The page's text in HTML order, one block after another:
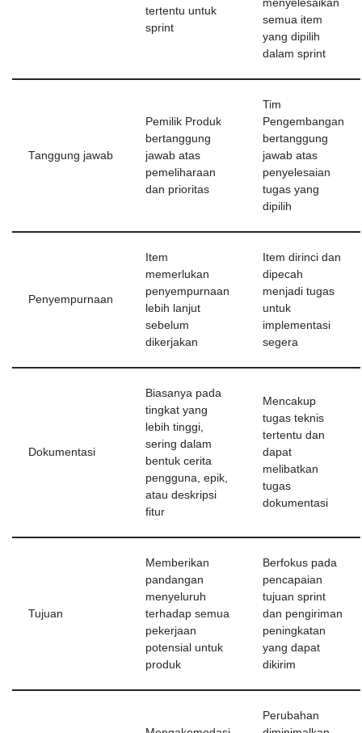
tertentu untuk
sprint
menyelesaikan
semua item
yang dipilih
dalam sprint
Tanggung jawab
Pemilik Produk
bertanggung
jawab atas
pemeliharaan
dan prioritas
Tim
Pengembangan
bertanggung
jawab atas
penyelesaian
tugas yang
dipilih
Penyempurnaan
Item
memerlukan
penyempurnaan
lebih lanjut
sebelum
dikerjakan
Item dirinci dan
dipecah
menjadi tugas
untuk
implementasi
segera
Dokumentasi
Biasanya pada
tingkat yang
lebih tinggi,
sering dalam
bentuk cerita
pengguna, epik,
atau deskripsi
fitur
Mencakup
tugas teknis
tertentu dan
dapat
melibatkan
tugas
dokumentasi
Tujuan
Memberikan
pandangan
menyeluruh
terhadap semua
pekerjaan
potensial untuk
produk
Berfokus pada
pencapaian
tujuan sprint
dan pengiriman
peningkatan
yang dapat
dikirim
Perubahan